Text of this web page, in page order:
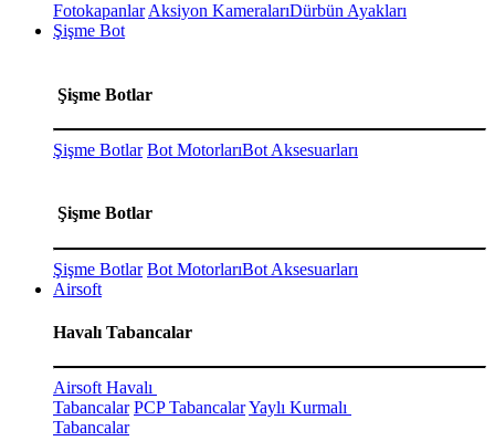
FotokapanlarAksiyon KameralarıDürbün Ayakları
Şişme Bot
Şişme Botlar
Şişme Botlar Bot MotorlarıBot Aksesuarları
Şişme Botlar
Şişme Botlar Bot MotorlarıBot Aksesuarları
Airsoft
Havalı Tabancalar
Airsoft Havalı
Tabancalar PCP TabancalarYaylı Kurmalı
Tabancalar